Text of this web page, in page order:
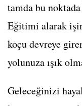
tamda bu
Eğitimi alarak
koçu devreye
yolunuza ışık
Geleceğinizi